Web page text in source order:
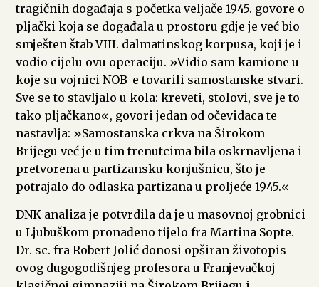
tragičnih događaja s početka veljače 1945. govore o
pljački koja se događala u prostoru gdje je već bio
smješten štab VIII. dalmatinskog korpusa, koji je i
vodio cijelu ovu operaciju. »Vidio sam kamione u
koje su vojnici NOB-e tovarili samostanske stvari.
Sve se to stavljalo u kola: kreveti, stolovi, sve je to
tako pljačkano«, govori jedan od očevidaca te
nastavlja: »Samostanska crkva na Širokom
Brijegu već je u tim trenutcima bila oskrnavljena i
pretvorena u partizansku konjušnicu, što je
potrajalo do odlaska partizana u proljeće 1945.«
DNK analiza je potvrdila da je u masovnoj grobnici
u Ljubuškom pronađeno tijelo fra Martina Sopte.
Dr. sc. fra Robert Jolić donosi opširan životopis
ovog dugogodišnjeg profesora u Franjevačkoj